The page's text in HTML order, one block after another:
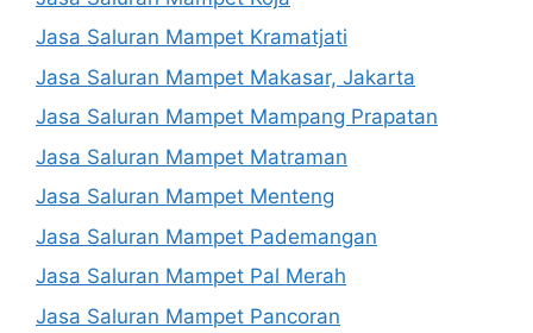
Jasa Saluran Mampet Kramatjati
Jasa Saluran Mampet Makasar, Jakarta
Jasa Saluran Mampet Mampang Prapatan
Jasa Saluran Mampet Matraman
Jasa Saluran Mampet Menteng
Jasa Saluran Mampet Pademangan
Jasa Saluran Mampet Pal Merah
Jasa Saluran Mampet Pancoran